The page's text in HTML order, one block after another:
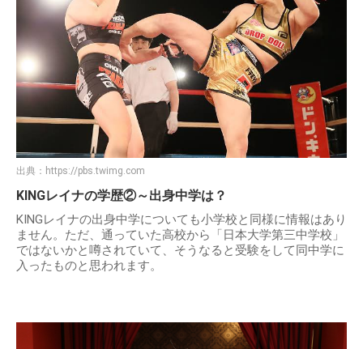
出典： https://pbs.twimg.com
KINGレイナの学歴②～出身中学は？
KINGレイナの出身中学についても小学校と同様に情報はあり
ません。ただ、通っていた高校から「日本大学第三中学校」
ではないかと噂されていて、そうなると受験をして同中学に
入ったものと思われます。